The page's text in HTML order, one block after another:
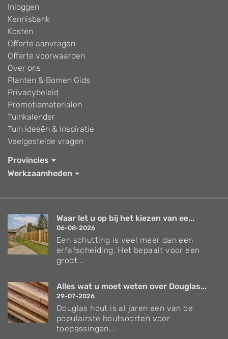
Inloggen
Kennisbank
Kosten
Offerte aanvragen
Offerte voorwaarden
Over ons
Planten & Bomen Gids
Privacybeleid
Promotiematerialen
Tuinkalender
Tuin ideeën & inspiratie
Veelgestelde vragen
Provincies
Werkzaamheden
Waar let u op bij het kiezen van ee...
06-08-2026
Een schutting is veel meer dan een
erfafscheiding. Het bepaalt voor een
groot...
Alles wat u moet weten over Douglas...
29-07-2026
Douglas hout is al jaren een van de
populairste houtsoorten voor
toepassingen...